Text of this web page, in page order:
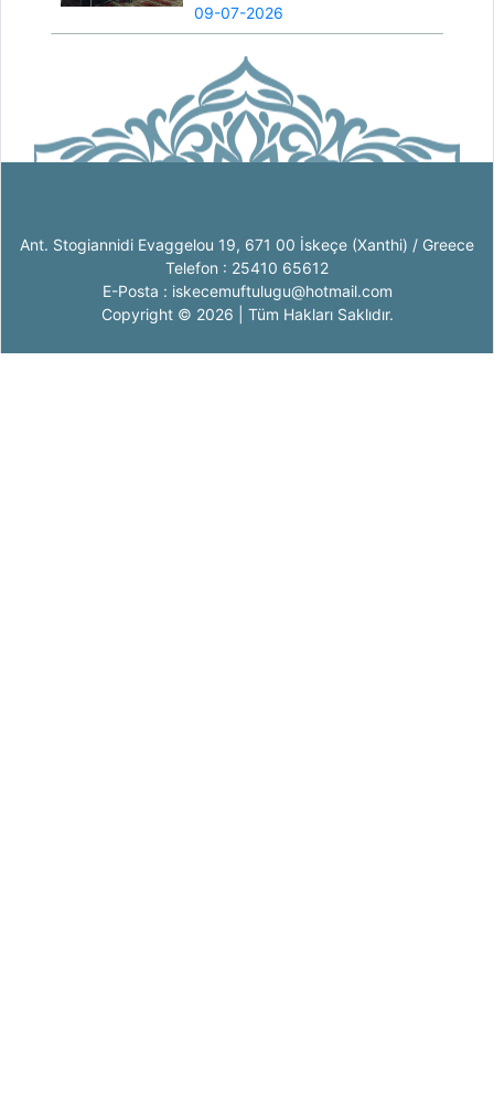
09-07-2026
Ant. Stogiannidi Evaggelou 19, 671 00 İskeçe (Xanthi) / Greece
Telefon : 25410 65612
E-Posta : iskecemuftulugu@hotmail.com
Copyright © 2026 | Tüm Hakları Saklıdır.